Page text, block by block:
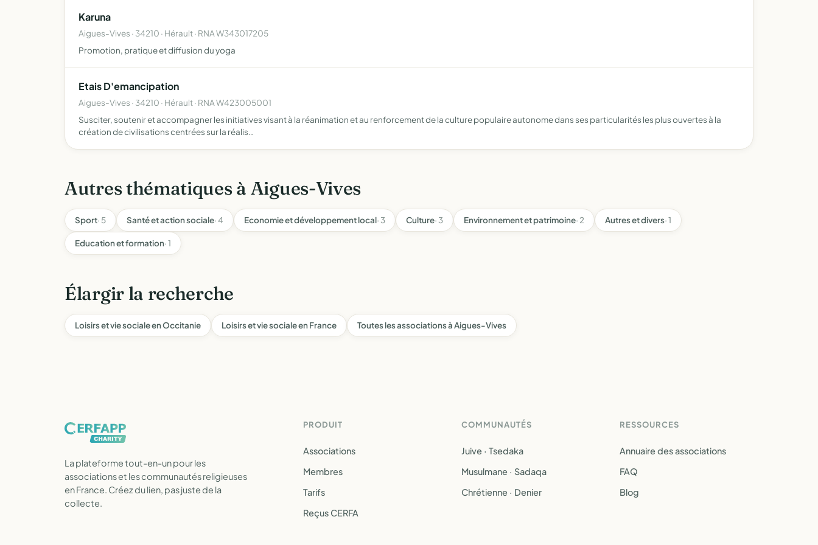
Karuna
Aigues-Vives · 34210 · Hérault · RNA W343017205
Promotion, pratique et diffusion du yoga
Etais D'emancipation
Aigues-Vives · 34210 · Hérault · RNA W423005001
Susciter, soutenir et accompagner les initiatives visant à la réanimation et au renforcement de la culture populaire autonome dans ses particularités les plus ouvertes à la
création de civilisations centrées sur la réalis…
Autres thématiques à Aigues-Vives
Sport· 5 Santé et action sociale· 4 Economie et développement local· 3 Culture· 3 Environnement et patrimoine· 2 Autres et divers· 1
Education et formation· 1
Élargir la recherche
Loisirs et vie sociale en Occitanie Loisirs et vie sociale en France Toutes les associations à Aigues-Vives
La plateforme tout-en-un pour les
associations et les communautés religieuses
en France. Créez du lien, pas juste de la
collecte.
PRODUIT
Associations
Membres
Tarifs
Reçus CERFA
COMMUNAUTÉS
Juive · Tsedaka
Musulmane · Sadaqa
Chrétienne · Denier
RESSOURCES
Annuaire des associations
FAQ
Blog